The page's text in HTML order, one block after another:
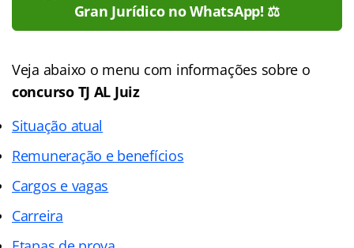
Gran Jurídico no WhatsApp! ⚖️
Veja abaixo o menu com informações sobre o
concurso TJ AL Juiz
Situação atual
Remuneração e benefícios
Cargos e vagas
Carreira